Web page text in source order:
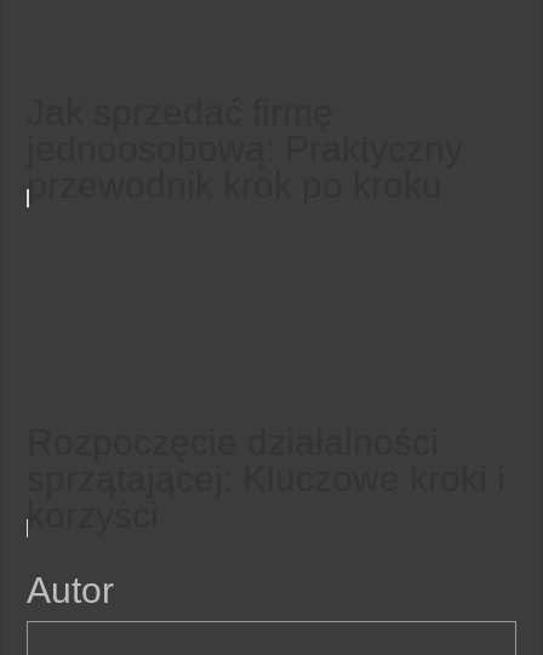
przewodnik krok po kroku
korzyści
Autor